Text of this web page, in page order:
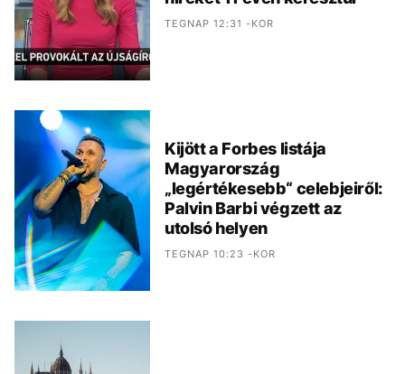
TEGNAP 12:31 -KOR
Kijött a Forbes listája
Magyarország
„legértékesebb“ celebjeiről:
Palvin Barbi végzett az
utolsó helyen
TEGNAP 10:23 -KOR